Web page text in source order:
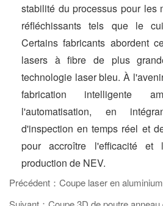
stabilité du processus pour les
réfléchissants tels que le
Certains fabricants abordent
lasers à fibre de plus
technologie laser bleu. À
fabrication intelligente
l'automatisation, en
d'inspection en temps réel et
pour accroître l'efficacité
production de NEV.
Précédent：Coupe laser en